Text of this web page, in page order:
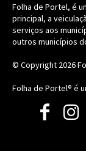
Folha de Portel, é
principal, a
serviços aos
outros municípios
© Copyright 2026
Folha de Portel® é